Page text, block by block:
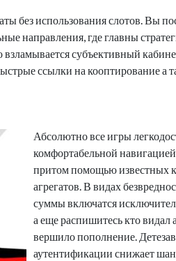
без использования слотов. Вы
направления, где главны
взламывается субъективный
ссылки на кооптирование а
Абсолютно все игры
комфортабельной
притом помощью известных
агрегатов. В видах
суммы включатся
а еще распишитесь кто видал
вершило пополнение.
аутентификации снижает